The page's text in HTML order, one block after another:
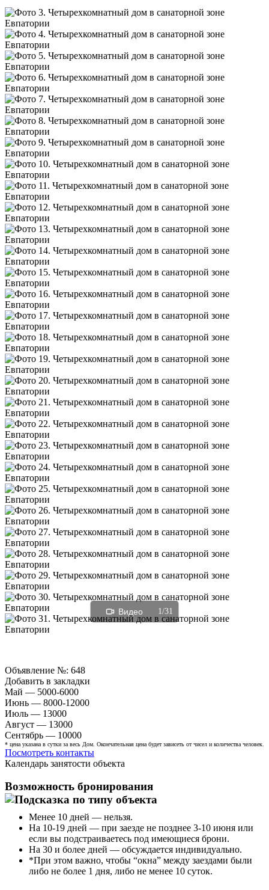
Видео 1/31
Объявление №: 648
Добавить в закладки
Май — 5000-6000
Июнь — 8000-12000
Июль — 13000
Август — 13000
Сентябрь — 10000
* цена указана в сутки за весь Дом. Окончательная цена будет зависеть от чисел и количества человек.
Посмотреть контакты
Календарь занятости объекта
Возможность бронирования
Менее 10 дней — нельзя.
На 10-19 дней — при заезде не позднее 3-10 июня или
если вы подстраиваетесь под имеющиеся брони.
На 30 и более дней — обсуждается индивидуально.
*При этом важно, чтобы “окна” между заездами были
либо не более 1 дня, либо не менее 10 суток.